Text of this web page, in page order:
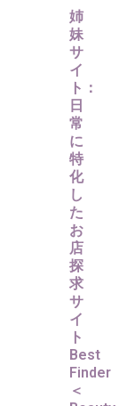
姉
妹
サ
イ
ト：
日
常
に
特
化
し
た
お
店
探
求
サ
イ
ト
Best
Finder
＜